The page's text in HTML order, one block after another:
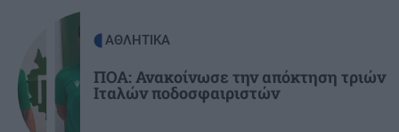
ΑΘΛΗΤΙΚΑ
ΠΟΑ: Ανακοίνωσε την απόκτηση τριών
Ιταλών ποδοσφαιριστών